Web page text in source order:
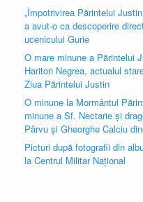
„Împotrivirea Părintelui
a avut-o ca descoperire
ucenicului Gurie
O mare minune a Părintelui
Hariton Negrea, actualul
Ziua Părintelui Justin
O minune la Mormântul
minune a Sf. Nectarie şi
Pârvu şi Gheorghe Calciu
Picturi după fotografii din
la Centrul Militar Naţional